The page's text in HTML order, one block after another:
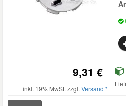
9,31 €
inkl. 19% MwSt. zzgl. Versand *